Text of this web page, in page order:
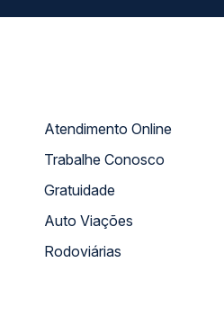
Atendimento Online
Trabalhe Conosco
Gratuidade
Auto Viações
Rodoviárias